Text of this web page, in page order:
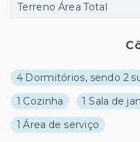
4 Dormitórios, sendo 2
1 Cozinha
1 Sala de
1 Área de serviço
Terreno Área Total